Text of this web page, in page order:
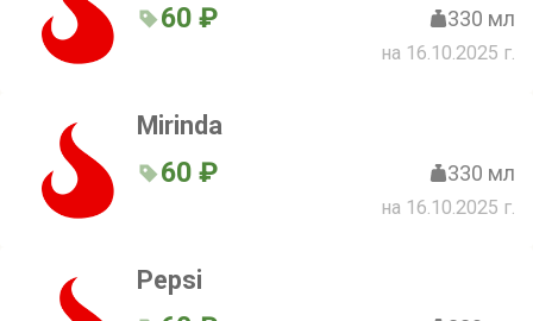
60 ₽ 330 мл
на 16.10.2025 г.
Mirinda
60 ₽ 330 мл
на 16.10.2025 г.
Pepsi